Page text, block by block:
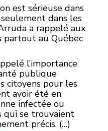
est sérieuse dans
dans les
a rappelé aux
partout au Québec
l’importance
publique
citoyens pour les
avoir été en
infectée ou
qui se trouvaient
précis. (…)